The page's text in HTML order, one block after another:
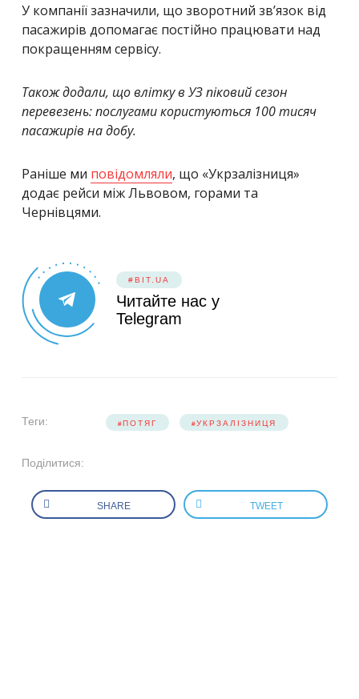
У компанії зазначили, що зворотний звʼязок від
пасажирів допомагає постійно працювати над
покращенням сервісу.
Також додали, що влітку в УЗ піковий сезон
перевезень: послугами користуються 100 тисяч
пасажирів на добу.
Раніше ми повідомляли, що «Укрзалізниця»
додає рейси між Львовом, горами та
Чернівцями.
#BIT.UA
Читайте нас у
Telegram
Теги: ПОТЯГ УКРЗАЛІЗНИЦЯ
Поділитися:
SHARE TWEET